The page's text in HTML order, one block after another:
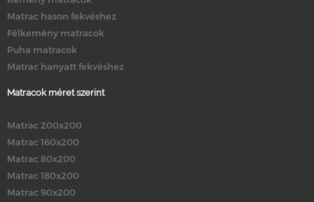
Matrac hason fekvéshez
Félkemény matracok
Puha matracok
Matrac hanyatt fekvéshez
Matracok méret szerint
Matrac 200x200
Matrac 160x200
Matrac 80x200
Matrac 180x200
Matrac 90x200